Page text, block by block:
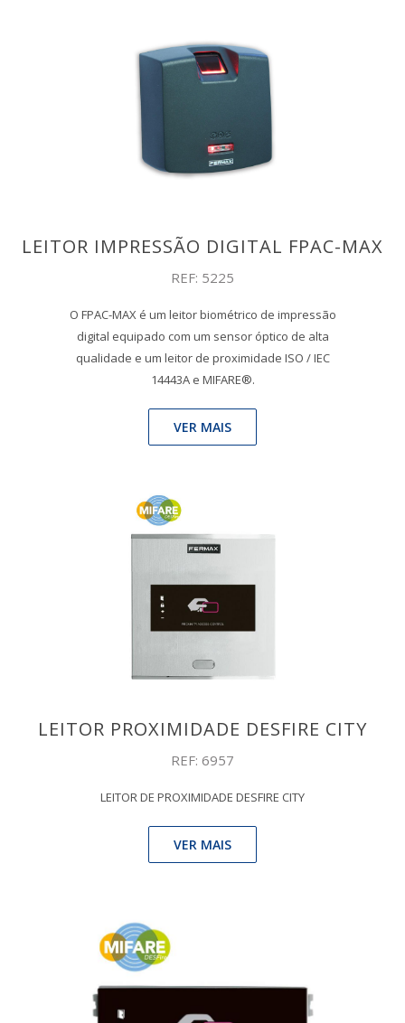
LEITOR IMPRESSÃO DIGITAL FPAC-MAX
REF: 5225
O FPAC-MAX é um leitor biométrico de impressão
digital equipado com um sensor óptico de alta
qualidade e um leitor de proximidade ISO / IEC
14443A e MIFARE®.
VER MAIS
LEITOR PROXIMIDADE DESFIRE CITY
REF: 6957
LEITOR DE PROXIMIDADE DESFIRE CITY
VER MAIS